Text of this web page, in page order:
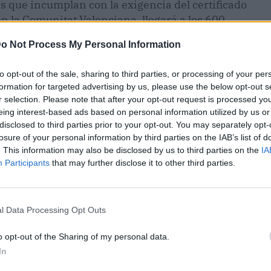
Not Process My Personal Information
opt-out of the sale, sharing to third parties, or processing of your
for targeted advertising by us, please use the below opt-out
selection. Please note that after your opt-out request is processed
interest-based ads based on personal information utilized by us
to third parties prior to your opt-out. You may separately
of your personal information by third parties on the IAB’s list of
This information may also be disclosed by us to third parties on the
Participants that may further disclose it to other third parties.
Data Processing Opt Outs
opt-out of the Sharing of my personal data.
que incumplan con la exigencia del certificado
la Comunitat Valenciana, llegará a los 600
viernes el pleno del Gobierno valenciano.
Consell, Mónica Oltra, ha explicado que los
si acceden sin la documentación
entre los 60 y 600 euros.